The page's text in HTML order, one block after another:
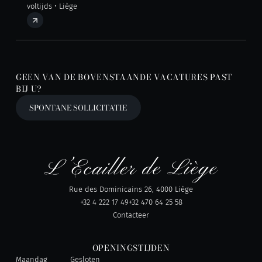
voltijds • Liège
GEEN VAN DE BOVENSTAANDE VACATURES PAST
BIJ U?
SPONTANE SOLLICITATIE
Rue des Dominicains 26, 4000 Liège
+32 4 222 17 49+32 470 64 25 58
Contacteer
OPENINGSTIJDEN
Maandag Gesloten